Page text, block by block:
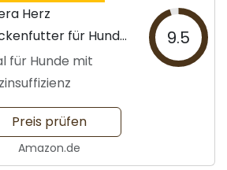
Herz
für Hunde
für Hunde mit
9.5
Preis prüfen
Amazon.de